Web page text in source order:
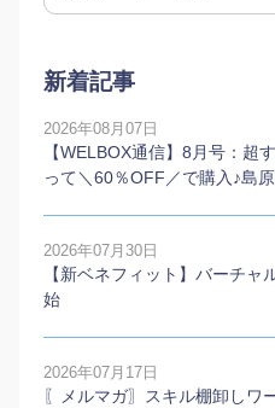
新着記事
2026年08月07日
【WELBOX通信】8月号：超
って＼60％OFF／で購入♪島
2026年07月30日
【新ベネフィット】バーチャ
始
2026年07月17日
〖メルマガ〗スキル棚卸しワ